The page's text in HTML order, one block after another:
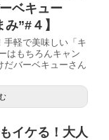
ベキュー
”#４】
手軽で美味しい「キ
はもちろんキャン
だバーベキューさん
イケる！大人